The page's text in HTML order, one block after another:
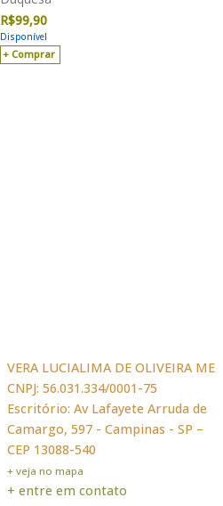
R$99,90
Disponível
Comprar
VERA LUCIALIMA DE OLIVEIRA ME
CNPJ: 56.031.334/0001-75
Escritório: Av Lafayete Arruda de
Camargo, 597 - Campinas - SP –
CEP 13088-540
+ veja no mapa
+ entre em contato